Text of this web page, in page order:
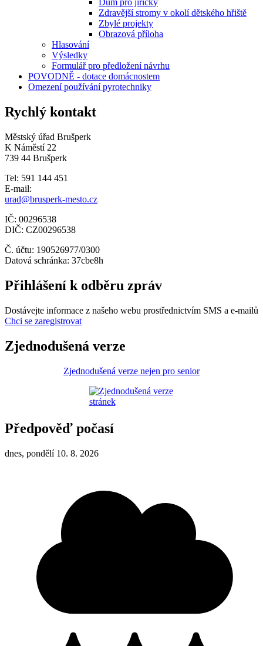
Dům pro jiřičky
Zdravější stromy v okolí dětského hřiště
Zbylé projekty
Obrazová příloha
Hlasování
Výsledky
Formulář pro předložení návrhu
POVODNĚ - dotace domácnostem
Omezení používání pyrotechniky
Rychlý kontakt
Městský úřad Brušperk
K Náměstí 22
739 44 Brušperk
Tel: 591 144 451
E-mail:
urad@brusperk-mesto.cz
IČ: 00296538
DIČ: CZ00296538
Č. účtu: 190526977/0300
Datová schránka: 37cbe8h
Přihlášení k odběru zpráv
Dostávejte informace z našeho webu prostřednictvím SMS a e-mailů
Chci se zaregistrovat
Zjednodušená verze
Zjednodušená verze nejen pro senior
Předpověď počasí
dnes, pondělí 10. 8. 2026